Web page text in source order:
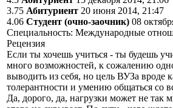
3.75 Абитуриент 20 июня 2014, 21:47
4.06 Студент (очно-заочник) 08
Специальность: Международные
Рецензия
Если ты хочешь учиться - ты будешь
много возможностей, к сожалению
выводить из себя, но цель ВУЗа вроде
толерантности и умению общаться со
Да, дорого, да, нагрузки может не так